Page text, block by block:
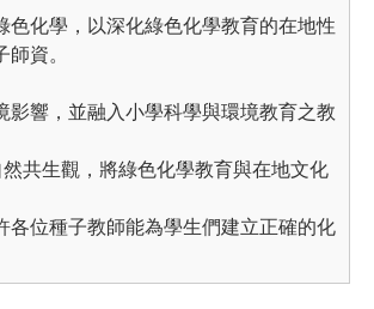
化學，以深化綠色化學教育的在地性
資。
影響，並融入小學科學與環境教育之教
共生觀，將綠色化學教育與在地文化
各位種子教師能為學生們建立正確的化